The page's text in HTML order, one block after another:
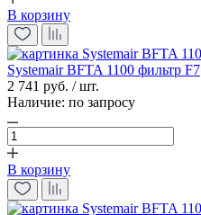
В корзину
Systemair BFTA 1100 фильтр F7
2 741 руб. / шт.
Наличие: по запросу
В корзину